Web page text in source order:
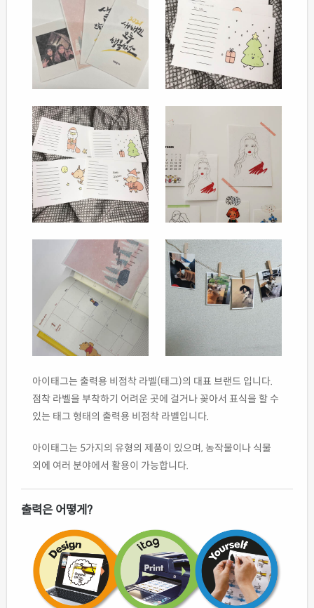
아이태그는 출력용 비점착 라벨(태그)의 대표 브랜드 입니다.
점착 라벨을 부착하기 어려운 곳에 걸거나 꽂아서 표식을 할 수
있는 태그 형태의 출력용 비점착 라벨입니다.
아이태그는 5가지의 유형의 제품이 있으며, 농작물이나 식물
외에 여러 분야에서 활용이 가능합니다.
출력은 어떻게?